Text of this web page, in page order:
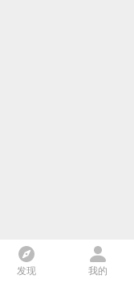
发现 我的